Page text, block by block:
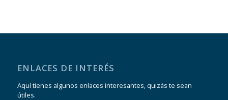
ENLACES DE INTERÉS
Aquí tienes algunos enlaces interesantes, quizás te sean
útiles.